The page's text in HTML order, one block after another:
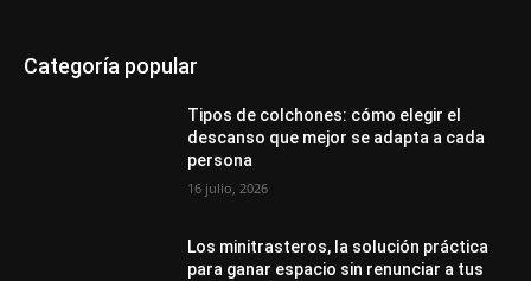
Categoría popular
Tipos de colchones: cómo elegir el
descanso que mejor se adapta a cada
persona
16 julio, 2026
Los minitrasteros, la solución práctica
para ganar espacio sin renunciar a tus